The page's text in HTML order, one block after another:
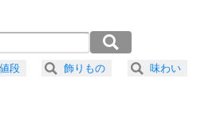
人は、怒りを優しさで表現する。
）
値段 飾りもの 味わい